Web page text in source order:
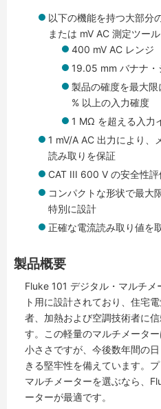
以下の機能を持つ大部分
または mV AC 測定ツー
400 mV AC レンジ
19.05 mm バナナ・
製品の確度を最大
% 以上の入力確度
1 MΩ を超える入力
1 mV/A AC 出力により、
読み取りを保証
CAT III 600 V の安全性評
コンパクトな形状で最大
特別に設計
正確な電流読み取り値を
製品概要
Fluke 101 デジタル・マルチ
ト用に設計されており、住宅
者、加熱および空調技術者に
す。この軽量のマルチメータ
小ささですが、今後数年間の
きる堅牢性を備えています。
マルチメーターを選ぶなら、
ーターが最適です。